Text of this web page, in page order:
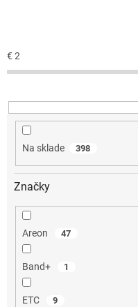
r
o
u
k
€ 2
Na sklade 398
Značky
Areon 47
Band+ 1
ETC 9